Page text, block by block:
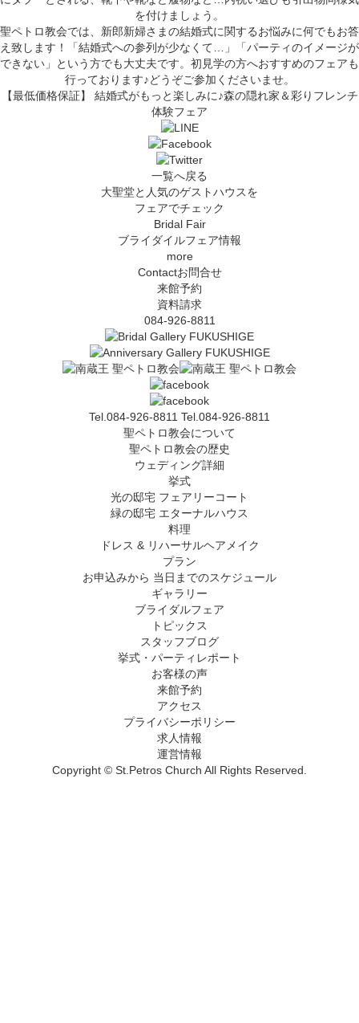
を付けましょう。
聖ペトロ教会では、新郎新婦さまの結婚式に関するお悩みに何でもお答
え致します！「結婚式への参列が少なくて…」「パーティのイメージが
できない」という方でも大丈夫です。初見学の方へおすすめのフェアも
行っております♪どうぞご参加くださいませ。
【最低価格保証】 結婚式がもっと楽しみに♪森の隠れ家＆彩りフレンチ
体験フェア
一覧へ戻る
大聖堂と人気のゲストハウスを
フェアでチェック
Bridal Fair
ブライダイルフェア情報
more
Contactお問合せ
来館予約
資料請求
084-926-8811
Tel.084-926-8811 Tel.084-926-8811
聖ペトロ教会について
聖ペトロ教会の歴史
ウェディング詳細
挙式
光の邸宅 フェアリーコート
緑の邸宅 エターナルハウス
料理
ドレス & リハーサルヘアメイク
プラン
お申込みから 当日までのスケジュール
ギャラリー
ブライダルフェア
トピックス
スタッフブログ
挙式・パーティレポート
お客様の声
来館予約
アクセス
プライバシーポリシー
求人情報
運営情報
Copyright © St.Petros Church All Rights Reserved.